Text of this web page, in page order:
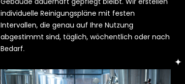
individuelle Reinigungspläne mit festen
Intervallen, die genau auf Ihre Nutzung
abgestimmt sind, täglich, wöchentlich oder nach
Bedarf.